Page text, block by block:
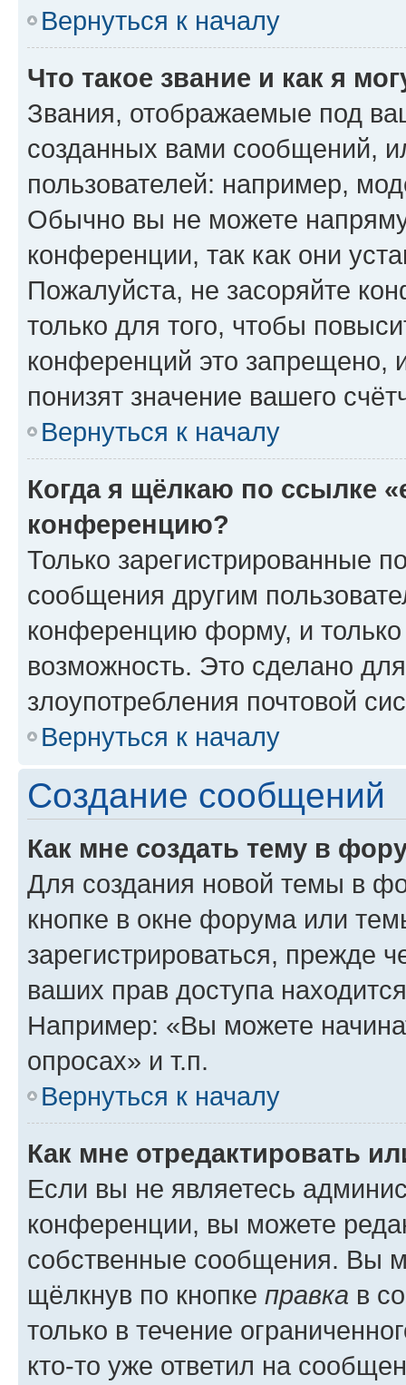
Вернуться к началу
Что такое звание и как я
Звания, отображаемые под
созданных вами сообщений,
пользователей: например,
Обычно вы не можете
конференции, так как они
Пожалуйста, не засоряйте
только для того, чтобы
конференций это запрещено,
понизят значение вашего
Вернуться к началу
Когда я щёлкаю по ссылке
конференцию?
Только зарегистрированные
сообщения другим
конференцию форму, и
возможность. Это сделано
злоупотребления почтовой
Вернуться к началу
Создание сообщений
Как мне создать тему в
Для создания новой темы в
кнопке в окне форума или
зарегистрироваться, прежде
ваших прав доступа
Например: «Вы можете
опросах» и т.п.
Вернуться к началу
Как мне отредактировать
Если вы не являетесь
конференции, вы можете
собственные сообщения. Вы
щёлкнув по кнопке правка в
только в течение
кто-то уже ответил на